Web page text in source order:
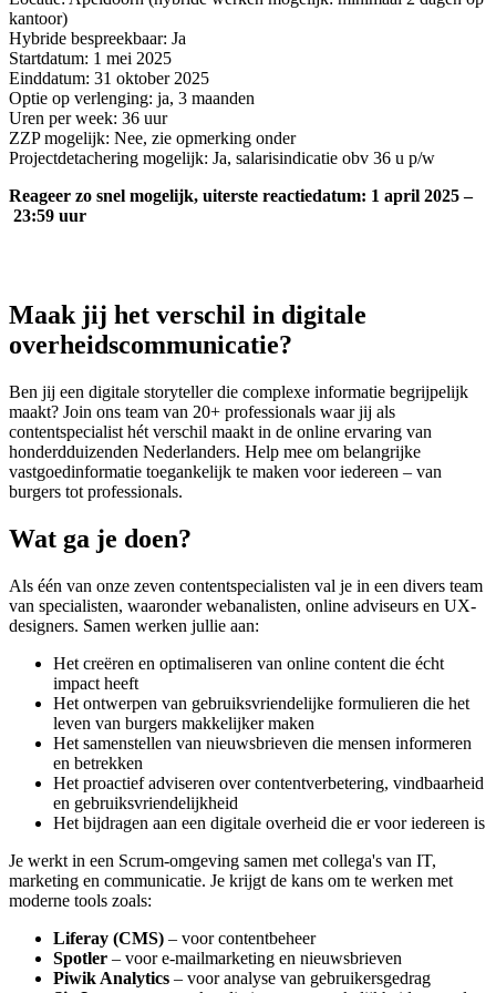
kantoor)
Hybride bespreekbaar: Ja
Startdatum: 1 mei 2025
Einddatum: 31 oktober 2025
Optie op verlenging: ja, 3 maanden
Uren per week: 36 uur
ZZP mogelijk: Nee, zie opmerking onder
Projectdetachering mogelijk: Ja, salarisindicatie obv 36 u p/w
Reageer zo snel mogelijk, uiterste reactiedatum: 1 april 2025 –
23:59 uur
Maak jij het verschil in digitale
overheidscommunicatie?
Ben jij een digitale storyteller die complexe informatie begrijpelijk
maakt? Join ons team van 20+ professionals waar jij als
contentspecialist hét verschil maakt in de online ervaring van
honderdduizenden Nederlanders. Help mee om belangrijke
vastgoedinformatie toegankelijk te maken voor iedereen – van
burgers tot professionals.
Wat ga je doen?
Als één van onze zeven contentspecialisten val je in een divers team
van specialisten, waaronder webanalisten, online adviseurs en UX-
designers. Samen werken jullie aan:
Het creëren en optimaliseren van online content die écht
impact heeft
Het ontwerpen van gebruiksvriendelijke formulieren die het
leven van burgers makkelijker maken
Het samenstellen van nieuwsbrieven die mensen informeren
en betrekken
Het proactief adviseren over contentverbetering, vindbaarheid
en gebruiksvriendelijkheid
Het bijdragen aan een digitale overheid die er voor iedereen is
Je werkt in een Scrum-omgeving samen met collega's van IT,
marketing en communicatie. Je krijgt de kans om te werken met
moderne tools zoals:
Liferay (CMS) – voor contentbeheer
Spotler – voor e-mailmarketing en nieuwsbrieven
Piwik Analytics – voor analyse van gebruikersgedrag